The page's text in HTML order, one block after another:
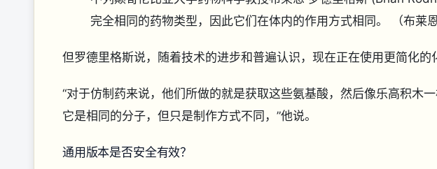
完全相同的药物类型，因此它们在体内的作用方式相同。
（布莱
但罗德里格斯说，随着技术的进步和普遍认识，现在正在使用更简化的
“对于仿制药来说，他们所做的就是获取这些氨基酸，然后像乐高积木
它是相同的分子，但只是制作方式不同，”他说。
通用版本是否安全有效？